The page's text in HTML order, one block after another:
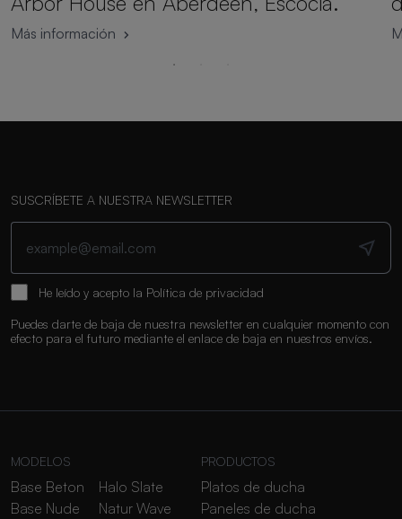
Más información
SUSCRÍBETE A NUESTRA NEWSLETTER
He leído y acepto la Política de privacidad
Puedes darte de baja de nuestra newsletter en cualquier momento con
efecto para el futuro mediante el enlace de baja en nuestros envíos.
MODELOS
Base Beton
Base Nude
Halo Slate
Natur Wave
PRODUCTOS
Platos de ducha
Paneles de ducha